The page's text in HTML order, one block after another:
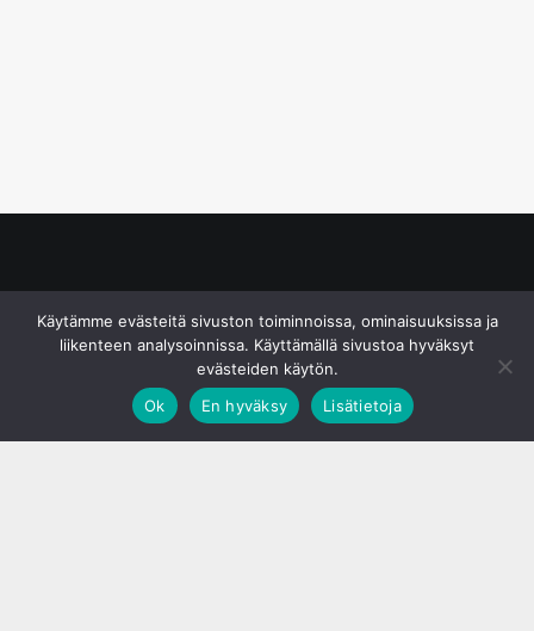
Käytämme evästeitä sivuston toiminnoissa, ominaisuuksissa ja
liikenteen analysoinnissa. Käyttämällä sivustoa hyväksyt
evästeiden käytön.
Ok
En hyväksy Lisätietoja